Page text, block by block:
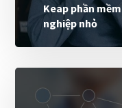
Keap phần
nghiệp nhỏ